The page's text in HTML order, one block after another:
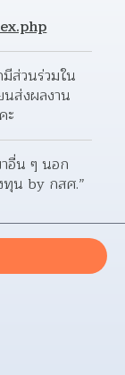
ส่วนร่วมใน
ส่งผลงาน
ะ
อื่น ๆ นอก
ทุน by กสศ.”